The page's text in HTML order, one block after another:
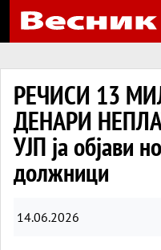
РЕЧИСИ 13
ДЕНАРИ
УЈП ја објави
должници
14.06.2026